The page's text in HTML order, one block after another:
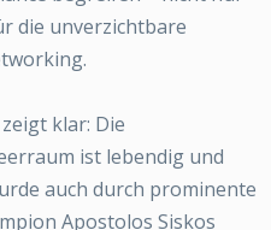
die unverzichtbare
klar: Die
ist lebendig und
auch durch prominente
Apostolos Siskos